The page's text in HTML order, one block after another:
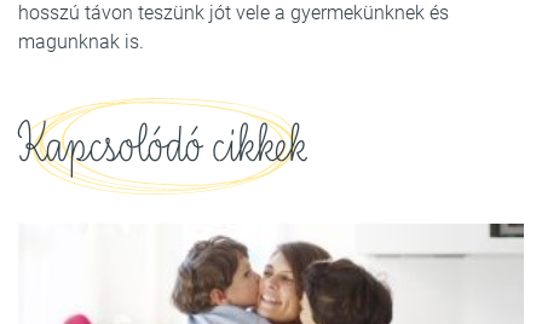
hosszú távon teszünk jót vele a gyermekünknek és
magunknak is.
Kapcsolódó cikkek